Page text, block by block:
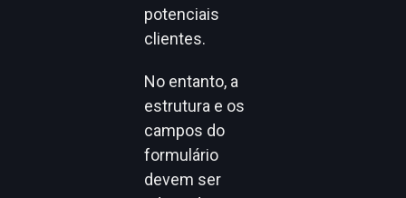
potenciais
clientes.
No entanto, a
estrutura e os
campos do
formulário
devem ser